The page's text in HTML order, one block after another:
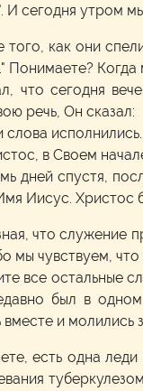
И сегодня утром
того, как они
Понимаете?
что сегодня
речь, Он сказал:
слова
в Своем
дней спустя,
Иисус. Христос
что служение
мы чувствуем,
все остальные
был в
и молились
есть одна